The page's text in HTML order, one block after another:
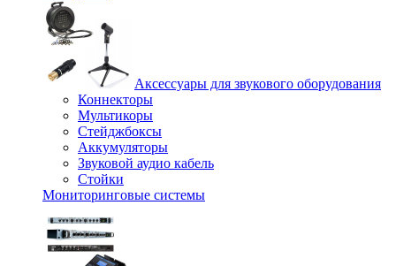
Аксессуары для звукового оборудования
Коннекторы
Мультикоры
Стейджбоксы
Аккумуляторы
Звуковой аудио кабель
Стойки
Мониторинговые системы